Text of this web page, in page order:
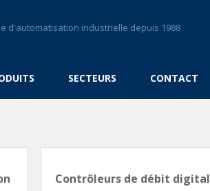
d'automatisation industrielle depuis 1988
SECTEURS CONTACT
Contrôleurs de débit digital